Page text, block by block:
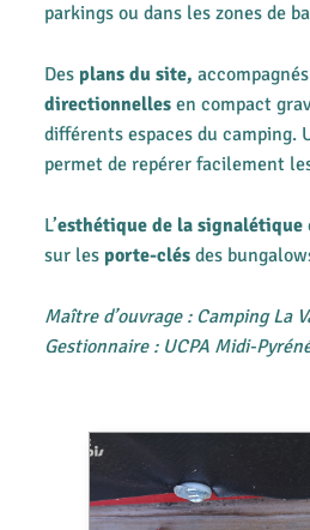
parkings ou dans les zones de
Des plans du site,
directionnellesen compact
différents espaces du camping.
permet de repérer facilement
L’esthétique de la signalétique
sur les porte-clésdes
Maître d’ouvrage : Camping La
Gestionnaire : UCPA Midi-